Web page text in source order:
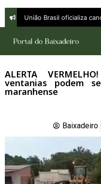
ALERTA
ventanias podem
maranhense
Baixadeiro